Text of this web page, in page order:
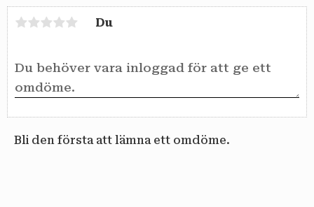
Du
Bli den första att lämna ett omdöme.